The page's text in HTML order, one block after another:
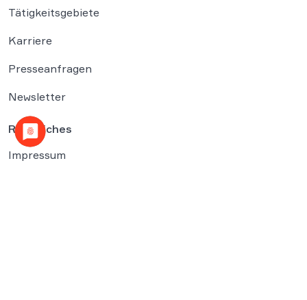
Tätigkeitsgebiete
Karriere
Presseanfragen
Newsletter
Rechtliches
Impressum